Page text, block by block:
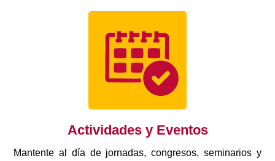
Actividades y Eventos
Mantente al día de jornadas, congresos, seminarios y